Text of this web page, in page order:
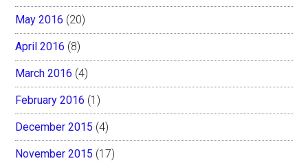
May 2016 (20)
April 2016 (8)
March 2016 (4)
February 2016 (1)
December 2015 (4)
November 2015 (17)